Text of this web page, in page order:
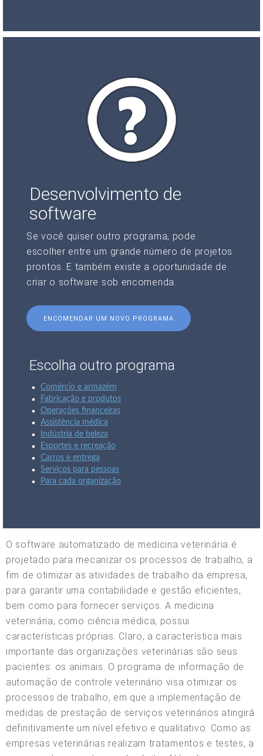
Desenvolvimento de
software
Se você quiser outro programa, pode
escolher entre um grande número de projetos
prontos. E também existe a oportunidade de
criar o software sob encomenda.
ENCOMENDAR UM NOVO PROGRAMA
Escolha outro programa
Comércio e armazém
Fabricação e produtos
Operações financeiras
Assistência médica
Indústria de beleza
Esportes e recreação
Carros e entrega
Serviços para pessoas
Para cada organização
O software automatizado de medicina veterinária é
projetado para mecanizar os processos de trabalho, a
fim de otimizar as atividades de trabalho da empresa,
para garantir uma contabilidade e gestão eficientes,
bem como para fornecer serviços. A medicina
veterinária, como ciência médica, possui
características próprias. Claro, a característica mais
importante das organizações veterinárias são seus
pacientes: os animais. O programa de informação de
automação de controle veterinário visa otimizar os
processos de trabalho, em que a implementação de
medidas de prestação de serviços veterinários atingirá
definitivamente um nível efetivo e qualitativo. Como as
empresas veterinárias realizam tratamentos e testes, a